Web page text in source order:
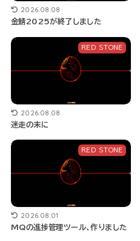
2026.08.08
金鯖2025が終了しました
RED STONE
2026.08.08
迷走の末に
RED STONE
2026.08.01
MQの進捗管理ツール、作りました